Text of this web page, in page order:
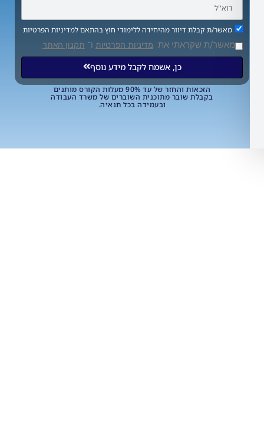
ת קבלת דיוור מהיחידה ללימודי חוץ בהתאם למדיניות הפרטיות
ת שקראתי את מדיניות הפרטיותו־ תקנון האתר
כן, אשמח לקבל מידע נוסף
הזכאות והחזר של עד 90% מעלות הקורס מותנים
בקבלת שובר מתוכנית השוברים של משרד העבודה
ובעמידה בכל תנאיה.